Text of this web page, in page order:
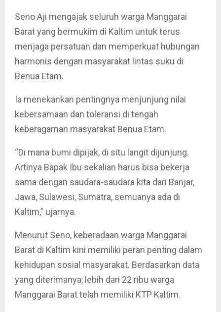
Seno Aji mengajak seluruh warga Manggarai
Barat yang bermukim di Kaltim untuk terus
menjaga persatuan dan memperkuat hubungan
harmonis dengan masyarakat lintas suku di
Benua Etam.
Ia menekankan pentingnya menjunjung nilai
kebersamaan dan toleransi di tengah
keberagaman masyarakat Benua Etam.
“Di mana bumi dipijak, di situ langit dijunjung.
Artinya Bapak Ibu sekalian harus bisa bekerja
sama dengan saudara-saudara kita dari Banjar,
Jawa, Sulawesi, Sumatra, semuanya ada di
Kaltim,” ujarnya.
Menurut Seno, keberadaan warga Manggarai
Barat di Kaltim kini memiliki peran penting dalam
kehidupan sosial masyarakat. Berdasarkan data
yang diterimanya, lebih dari 22 ribu warga
Manggarai Barat telah memiliki KTP Kaltim.